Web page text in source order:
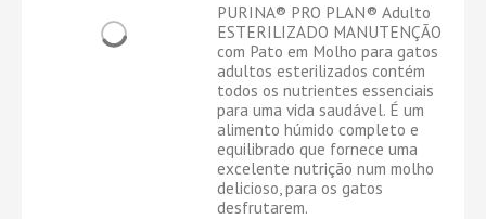
PURINA® PRO PLAN® Adulto
ESTERILIZADO MANUTENÇÃO
com Pato em Molho para gatos
adultos esterilizados contém
todos os nutrientes essenciais
para uma vida saudável. É um
alimento húmido completo e
equilibrado que fornece uma
excelente nutrição num molho
delicioso, para os gatos
desfrutarem.